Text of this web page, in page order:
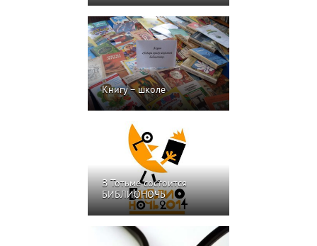
Книгу – школе
В Тотьме состоится
БИБЛИОНОЧЬ